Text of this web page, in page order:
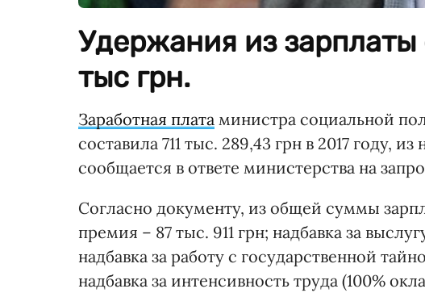
Удержания из зарплаты
тыс грн.
Заработная плата министра социальной
составила 711 тыс. 289,43 грн в 2017 году,
сообщается в ответе министерства на
Согласно документу, из общей суммы
премия – 87 тыс. 911 грн; надбавка за
надбавка за работу с государственной
надбавка за интенсивность труда (100%